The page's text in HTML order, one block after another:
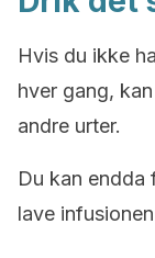
Hvis du ikke
hver gang,
andre urter.
Du kan endda
lave